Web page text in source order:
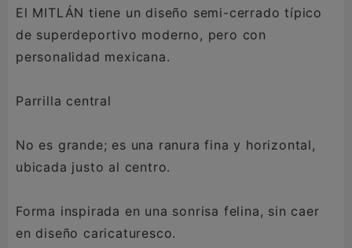
El MITLÁN tiene un diseño semi-cerrado típico
de superdeportivo moderno, pero con
personalidad mexicana.
Parrilla central
No es grande; es una ranura fina y horizontal,
ubicada justo al centro.
Forma inspirada en una sonrisa felina, sin caer
en diseño caricaturesco.